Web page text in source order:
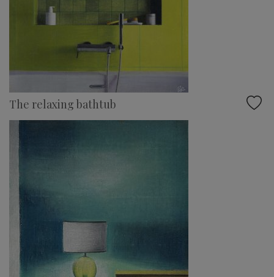
The relaxing bathtub